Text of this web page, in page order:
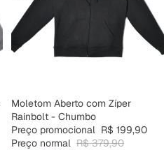
PROMOÇÃO
Moletom Aberto com Zíper
Rainbolt - Chumbo
Preço promocional R$ 199,90
Preço normal R$ 379,90